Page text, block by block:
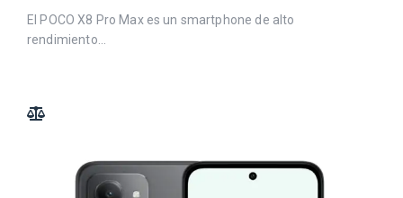
El POCO X8 Pro Max es un smartphone de alto
rendimiento...